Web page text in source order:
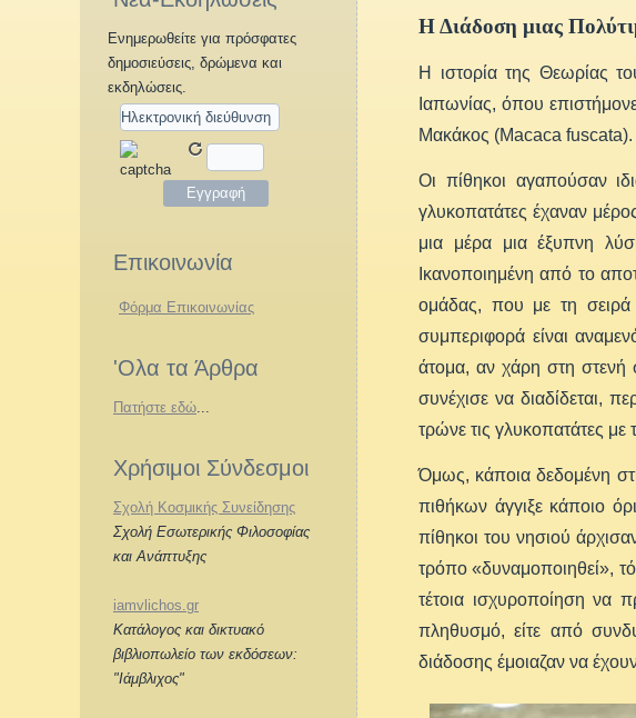
Ενημερωθείτε για πρόσφατες
δημοσιεύσεις, δρώμενα και
εκδηλώσεις.
Επικοινωνία
Φόρμα Επικοινωνίας
'Ολα τα Άρθρα
Πατήστε εδώ...
Χρήσιμοι Σύνδεσμοι
Σχολή Κοσμικής Συνείδησης
Σχολή Εσωτερικής Φιλοσοφίας
και Ανάπτυξης
iamvlichos.gr
Κατάλογος και δικτυακό
βιβλιοπωλείο των εκδόσεων:
"Ιάμβλιχος"
Η Διάδοση μιας
Η ιστορία της Θεωρίας
Ιαπωνίας, όπου
Μακάκος (Μacaca fuscata).
Οι πίθηκοι αγαπούσαν
γλυκοπατάτες έχαναν
μια μέρα μια έξυπνη
Ικανοποιημένη από το
ομάδας, που με τη σειρά
συμπεριφορά είναι
άτομα, αν χάρη στη στενή
συνέχισε να διαδίδεται,
τρώνε τις γλυκοπατάτες
Όμως, κάποια δεδομένη
πιθήκων άγγιξε κάποιο
πίθηκοι του νησιού
τρόπο «δυναμοποιηθεί»,
τέτοια ισχυροποίηση
πληθυσμό, είτε από
διάδοσης έμοιαζαν να